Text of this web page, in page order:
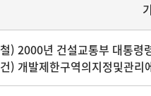
철) 2000년 건설교통부 대통
건) 개발제한구역의지정및관리